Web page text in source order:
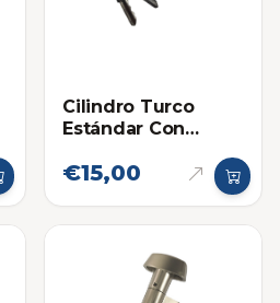
Cilindro Turco
Estándar Con
60mm
€15,00